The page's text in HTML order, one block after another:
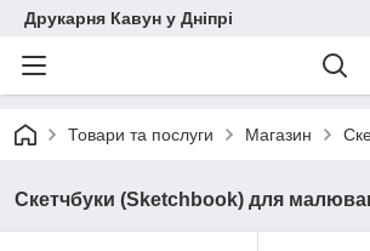
Друкарня Кавун у Дніпрі
Товари та послуги Магазин
Скетчбуки (Sketchbook) для